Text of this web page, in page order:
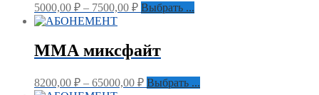
5000,00 ₽ – 7500,00 ₽ Выбрать ...
ММА миксфайт
8200,00 ₽ – 65000,00 ₽ Выбрать ...